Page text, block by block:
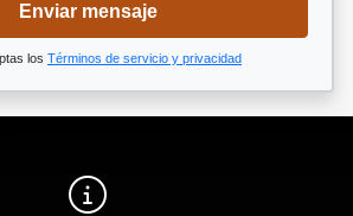
Enviar mensaje
los Términos de servicio y privacidad